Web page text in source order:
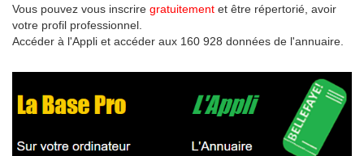
Vous pouvez vous inscrire gratuitement et être répertorié, avoir
votre profil professionnel.
Accéder à l'Appli et accéder aux 160 928 données de l'annuaire.